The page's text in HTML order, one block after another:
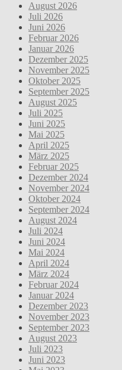
August 2026
Juli 2026
Juni 2026
Februar 2026
Januar 2026
Dezember 2025
November 2025
Oktober 2025
September 2025
August 2025
Juli 2025
Juni 2025
Mai 2025
April 2025
März 2025
Februar 2025
Dezember 2024
November 2024
Oktober 2024
September 2024
August 2024
Juli 2024
Juni 2024
Mai 2024
April 2024
März 2024
Februar 2024
Januar 2024
Dezember 2023
November 2023
September 2023
August 2023
Juli 2023
Juni 2023